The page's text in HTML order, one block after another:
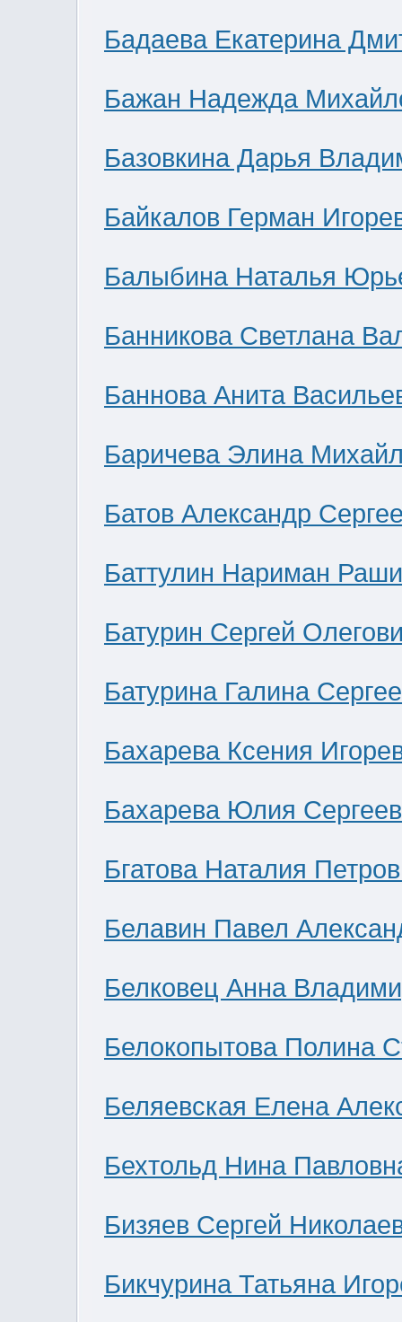
Бадаева Екатерина
Бажан Надежда
Базовкина Дарья
Байкалов Герман
Балыбина Наталья
Банникова Светлана
Баннова Анита
Баричева Элина
Батов Александр
Баттулин Нариман
Батурин Сергей
Батурина Галина
Бахарева Ксения
Бахарева Юлия
Бгатова Наталия
Белавин Павел
Белковец Анна
Белокопытова Полина
Беляевская Елена
Бехтольд Нина
Бизяев Сергей
Бикчурина Татьяна